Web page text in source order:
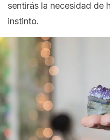
sentirás la necesidad de
instinto.